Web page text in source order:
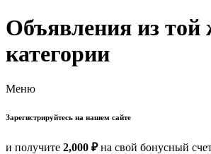
Объявления из той
категории
Меню
Зарегистрируйтесь на нашем сайте
и получите 2,000 ₽на свой бонусный